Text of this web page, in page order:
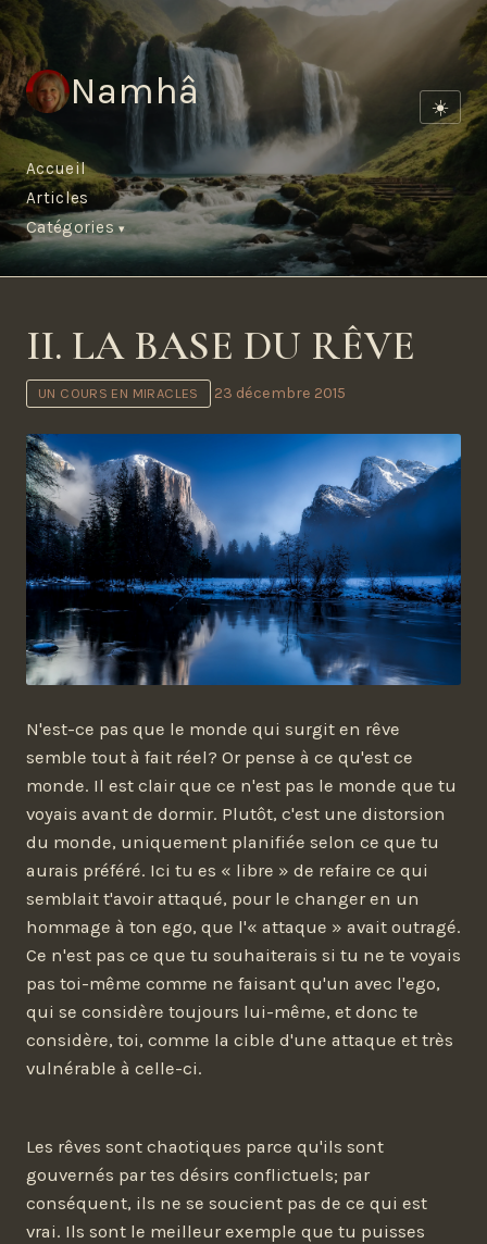
Namhâ ☀️
Accueil
Articles
Catégories
II. LA BASE DU RÊVE
UN COURS EN MIRACLES 23 décembre 2015
N'est-ce pas que le monde qui surgit en rêve
semble tout à fait réel? Or pense à ce qu'est ce
monde. Il est clair que ce n'est pas le monde que tu
voyais avant de dormir. Plutôt, c'est une distorsion
du monde, uniquement planifiée selon ce que tu
aurais préféré. Ici tu es « libre » de refaire ce qui
semblait t'avoir attaqué, pour le changer en un
hommage à ton ego, que l'« attaque » avait outragé.
Ce n'est pas ce que tu souhaiterais si tu ne te voyais
pas toi-même comme ne faisant qu'un avec l'ego,
qui se considère toujours lui-même, et donc te
considère, toi, comme la cible d'une attaque et très
vulnérable à celle-ci.
Les rêves sont chaotiques parce qu'ils sont
gouvernés par tes désirs conflictuels; par
conséquent, ils ne se soucient pas de ce qui est
vrai. Ils sont le meilleur exemple que tu puisses